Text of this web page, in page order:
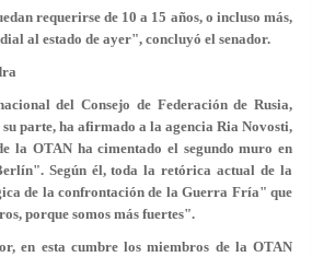
requerirse de 10 a 15 años, o incluso más,
al estado de ayer", concluyó el senador.
del Consejo de Federación de Rusia,
parte, ha afirmado a la agencia Ria Novosti,
la OTAN ha cimentado el segundo muro en
Según él, toda la retórica actual de la
de la confrontación de la Guerra Fría" que
porque somos más fuertes".
en esta cumbre los miembros de la OTAN